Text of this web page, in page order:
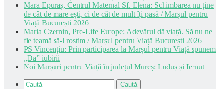
Mara Epuraș, Centrul Maternal Sf. Elena: Schimbarea nu ține
de cât de mare ești, ci de cât de mult îți pasă / Marșul pentru
Viață București 2026
Maria Czernin, Pro-Life Europe: Adevărul dă viață. Să nu ne
fie teamă să-l rostim / Marșul pentru Viață București 2026
PS Vincențiu: Prin participarea la Marșul pentru Viață spunem
„Da” iubirii
Noi Marșuri pentru Viață în județul Mureș: Luduș și Iernut
Caută